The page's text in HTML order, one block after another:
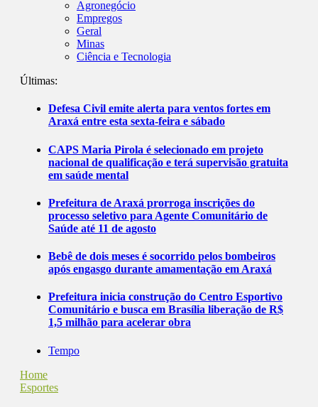
Agronegócio
Empregos
Geral
Minas
Ciência e Tecnologia
Últimas:
Defesa Civil emite alerta para ventos fortes em
Araxá entre esta sexta-feira e sábado
CAPS Maria Pirola é selecionado em projeto
nacional de qualificação e terá supervisão gratuita
em saúde mental
Prefeitura de Araxá prorroga inscrições do
processo seletivo para Agente Comunitário de
Saúde até 11 de agosto
Bebê de dois meses é socorrido pelos bombeiros
após engasgo durante amamentação em Araxá
Prefeitura inicia construção do Centro Esportivo
Comunitário e busca em Brasília liberação de R$
1,5 milhão para acelerar obra
Tempo
Home
Esportes